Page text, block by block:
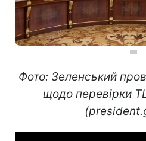
Фото: Зеленський
щодо перевірки